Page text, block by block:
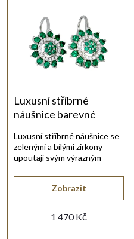
p
r
o
Nejprodávanější
Abecedně
Luxusní stříbrné
náušnice barevné
1 470 Kč
Zobrazit
Luxusní stříbrné náušnice se
zelenými a bílými zirkony
upoutají svým výrazným